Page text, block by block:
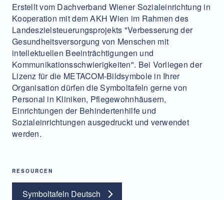
Erstellt vom Dachverband Wiener Sozialeinrichtung in
Kooperation mit dem AKH Wien im Rahmen des
Landeszielsteuerungsprojekts "Verbesserung der
Gesundheitsversorgung von Menschen mit
intellektuellen Beeinträchtigungen und
Kommunikationsschwierigkeiten". Bei Vorliegen der
Lizenz für die METACOM-Bildsymbole in Ihrer
Organisation dürfen die Symboltafeln gerne von
Personal in Kliniken, Pflegewohnhäusern,
Einrichtungen der Behindertenhilfe und
Sozialeinrichtungen ausgedruckt und verwendet
werden.
RESOURCEN
Symboltafeln Deutsch